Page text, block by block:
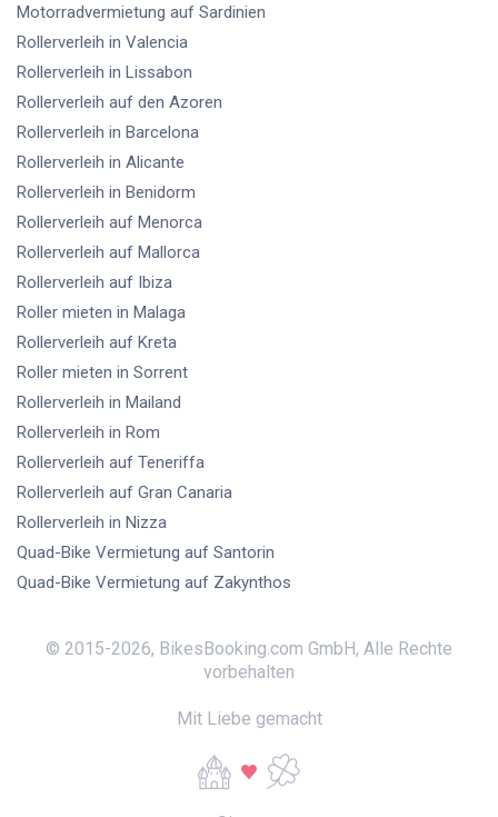
Motorradvermietung auf Sardinien
Rollerverleih in Valencia
Rollerverleih in Lissabon
Rollerverleih auf den Azoren
Rollerverleih in Barcelona
Rollerverleih in Alicante
Rollerverleih in Benidorm
Rollerverleih auf Menorca
Rollerverleih auf Mallorca
Rollerverleih auf Ibiza
Roller mieten in Malaga
Rollerverleih auf Kreta
Roller mieten in Sorrent
Rollerverleih in Mailand
Rollerverleih in Rom
Rollerverleih auf Teneriffa
Rollerverleih auf Gran Canaria
Rollerverleih in Nizza
Quad-Bike Vermietung auf Santorin
Quad-Bike Vermietung auf Zakynthos
© 2015-2026, BikesBooking.com GmbH, Alle Rechte
vorbehalten
Mit Liebe gemacht